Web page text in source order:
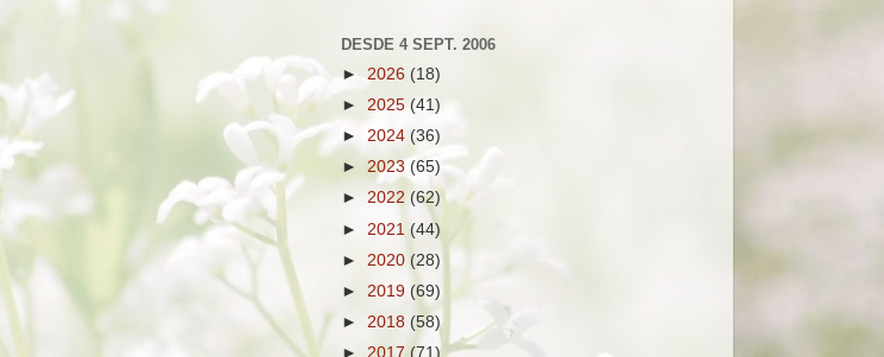
DESDE 4 SEPT. 2006
► 2026 (18)
► 2025 (41)
► 2024 (36)
► 2023 (65)
► 2022 (62)
► 2021 (44)
► 2020 (28)
► 2019 (69)
► 2018 (58)
► 2017 (71)